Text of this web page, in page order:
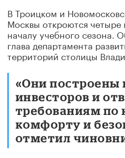
В Троицком и
Москвы откроются
началу учебного сезона.
глава департамента
территорий столицы
«Они построены
инвесторов и
требованиям по
комфорту и
отметил